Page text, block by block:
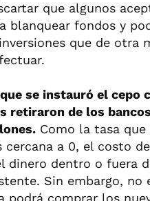
que algunos
blanquear fondos y
que de otra
se instauró el cepo
retiraron de los
Como la tasa que
cercana a 0, el costo
dinero dentro o fuera
Sin embargo, no
podrá comprar los